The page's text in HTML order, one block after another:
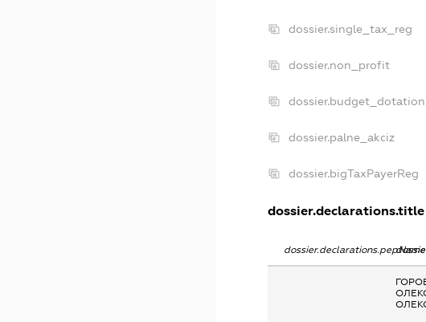
dossier.single_tax_reg
dossier.non_profit
dossier.budget_dotation
dossier.palne_akciz
dossier.bigTaxPayerReg
dossier.declarations.title
dossier.declarations.pepName